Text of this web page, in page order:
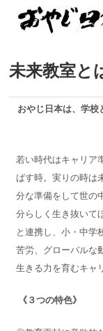
未来教室と
おやじ日本は、学校
若い時代はキャリア
ばす時。実りの時は
分な準備をして世の
分らしく生き抜いて
と連携し、小・中学
苦労、グローバルな
生きる力を育むキャ
《３つの特色》